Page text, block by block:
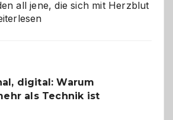
all jene, die sich mit Herzblut
digital: Warum
als Technik ist